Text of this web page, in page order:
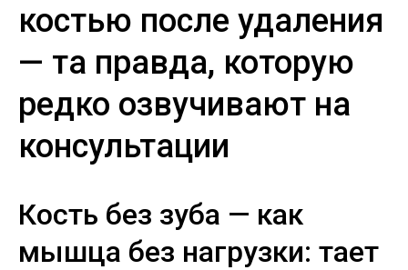
костью после удаления
— та правда, которую
редко озвучивают на
консультации
Кость без зуба — как
мышца без нагрузки: тает